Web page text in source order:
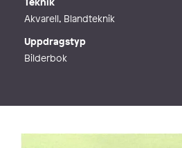
Akvarell, Blandteknik
Uppdragstyp
Bilderbok